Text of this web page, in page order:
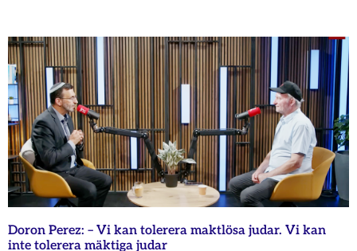
Doron Perez: – Vi kan tolerera maktlösa judar. Vi kan
inte tolerera mäktiga judar